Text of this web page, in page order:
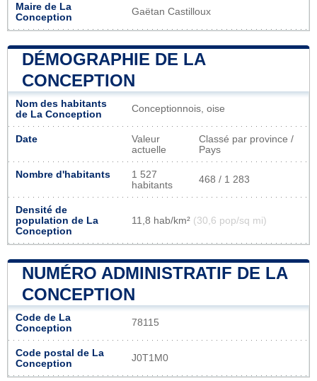
Maire de La
Conception
Gaëtan Castilloux
DÉMOGRAPHIE DE LA
CONCEPTION
Nom des habitants
de La Conception
Conceptionnois, oise
Date
Valeur
actuelle
Classé par province /
Pays
Nombre d'habitants
1 527
habitants
468 / 1 283
Densité de
population de La
Conception
11,8 hab/km² (30,6 pop/sq mi)
NUMÉRO ADMINISTRATIF DE LA
CONCEPTION
Code de La
Conception
78115
Code postal de La
Conception
J0T1M0